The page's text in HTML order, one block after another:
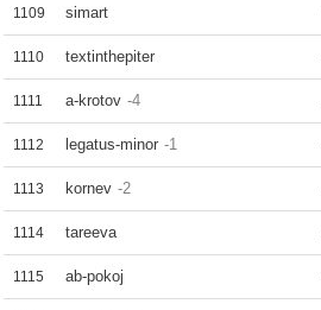
1109 simart
1110 textinthepiter
1111 a-krotov -4
1112 legatus-minor -1
1113 kornev -2
1114 tareeva
1115 ab-pokoj